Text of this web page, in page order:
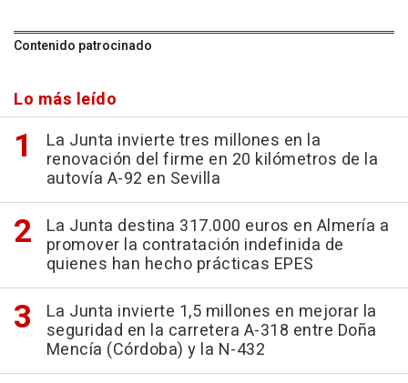
Contenido patrocinado
Lo más leído
La Junta invierte tres millones en la
renovación del firme en 20 kilómetros de la
autovía A-92 en Sevilla
La Junta destina 317.000 euros en Almería a
promover la contratación indefinida de
quienes han hecho prácticas EPES
La Junta invierte 1,5 millones en mejorar la
seguridad en la carretera A-318 entre Doña
Mencía (Córdoba) y la N-432